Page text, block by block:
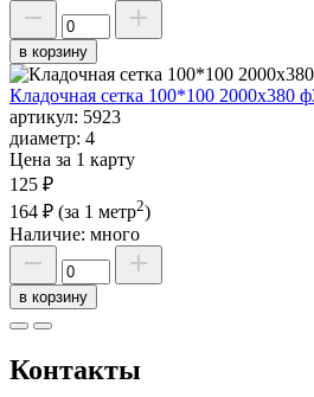
в корзину
Кладочная сетка 100*100 2000х380
артикул: 5923
диаметр: 4
Цена за 1 карту
125 ₽
164 ₽ (за 1 метр2)
Наличие: много
в корзину
Контакты